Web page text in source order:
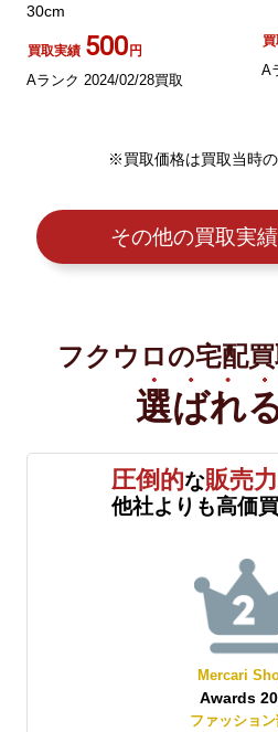
30cm
買取実績 500円
Aランク 2024/02/28買取
A
※買取価格は買取当時
その他の買取実
フクウロの宅配
選ばれ
圧倒的な販売力
他社よりも高価
Mercari
Awards
ファッション